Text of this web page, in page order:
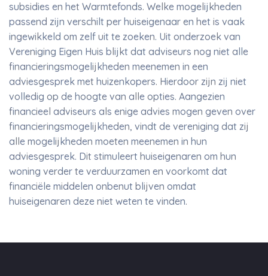
subsidies en het Warmtefonds. Welke mogelijkheden
passend zijn verschilt per huiseigenaar en het is vaak
ingewikkeld om zelf uit te zoeken. Uit onderzoek van
Vereniging Eigen Huis blijkt dat adviseurs nog niet alle
financieringsmogelijkheden meenemen in een
adviesgesprek met huizenkopers. Hierdoor zijn zij niet
volledig op de hoogte van alle opties. Aangezien
financieel adviseurs als enige advies mogen geven over
financieringsmogelijkheden, vindt de vereniging dat zij
alle mogelijkheden moeten meenemen in hun
adviesgesprek. Dit stimuleert huiseigenaren om hun
woning verder te verduurzamen en voorkomt dat
financiële middelen onbenut blijven omdat
huiseigenaren deze niet weten te vinden.